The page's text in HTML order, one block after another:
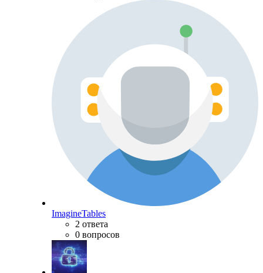
ImagineTables
2 ответа
0 вопросов